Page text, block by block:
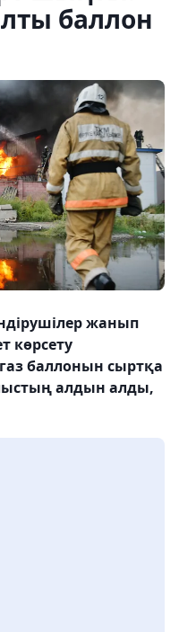
баллон
жанып
көрсету
баллонын сыртқа
алдын алды,